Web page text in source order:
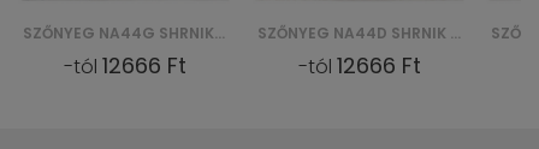
SZŐNYEG NA44G SHRNIK EN HBF - KREMOWY, ZŁOTY
-tól12666 Ft
SZŐNYEG NA44D SHRNIK EN HBJ - KREMOWY, ZŁOTY
-tól 12666 Ft